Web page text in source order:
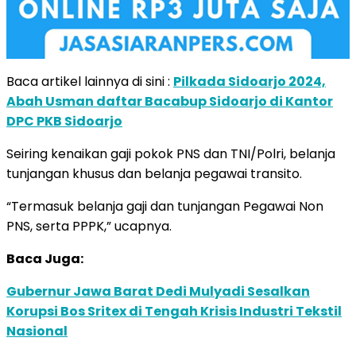
Baca artikel lainnya di sini : Pilkada Sidoarjo 2024,
Abah Usman daftar Bacabup Sidoarjo di Kantor
DPC PKB Sidoarjo
Seiring kenaikan gaji pokok PNS dan TNI/Polri, belanja
tunjangan khusus dan belanja pegawai transito.
“Termasuk belanja gaji dan tunjangan Pegawai Non
PNS, serta PPPK,” ucapnya.
Baca Juga:
Gubernur Jawa Barat Dedi Mulyadi Sesalkan
Korupsi Bos Sritex di Tengah Krisis Industri Tekstil
Nasional